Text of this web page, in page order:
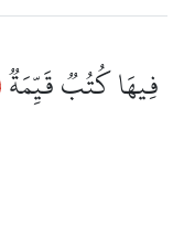
فِيهَا كُتُبٞ قَيِّمَةٞ